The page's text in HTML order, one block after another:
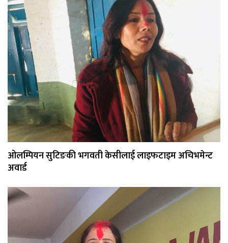
ओलम्पियन सुटिङकी भगवती केसीलाई लाइफटाइम अचिभमेन्ट
अवार्ड